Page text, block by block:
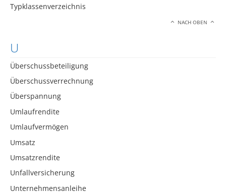
Typklassenverzeichnis
NACH OBEN
U
Überschussbeteiligung
Überschussverrechnung
Überspannung
Umlaufrendite
Umlaufvermögen
Umsatz
Umsatzrendite
Unfallversicherung
Unternehmensanleihe